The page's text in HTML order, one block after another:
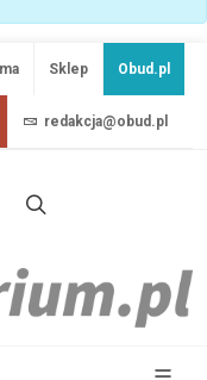
Sklep Obud.pl
redakcja@obud.pl